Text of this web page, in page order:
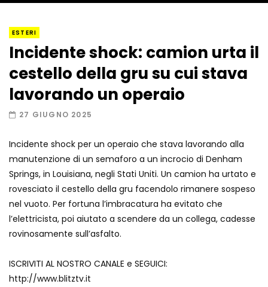
Amiocuggino fa saltare in aria il drone
Record di baci in 30 secondi
Due navi USA si scontrano in mare
Auto coperta dal letame dopo
incidente
ESTERI
Incidente shock: camion urta il
cestello della gru su cui stava
lavorando un operaio
27 GIUGNO 2025
Incidente shock per un operaio che stava lavorando alla
manutenzione di un semaforo a un incrocio di Denham
Springs, in Louisiana, negli Stati Uniti. Un camion ha urtato e
rovesciato il cestello della gru facendolo rimanere sospeso
nel vuoto. Per fortuna l’imbracatura ha evitato che
l’elettricista, poi aiutato a scendere da un collega, cadesse
rovinosamente sull’asfalto.
ISCRIVITI AL NOSTRO CANALE e SEGUICI:
http://www.blitztv.it